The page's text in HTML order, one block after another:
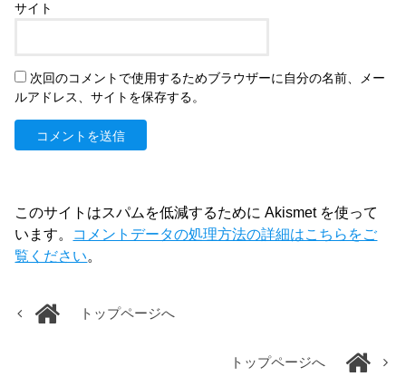
サイト
次回のコメントで使用するためブラウザーに自分の名前、メー
ルアドレス、サイトを保存する。
このサイトはスパムを低減するために Akismet を使って
います。 コメントデータの処理方法の詳細はこちらをご
覧ください
トップページへ
トップページへ